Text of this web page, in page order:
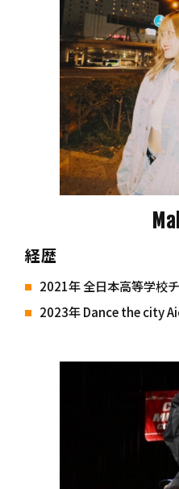
経歴
2021年 全日本高等学校
2023年 Dance the city